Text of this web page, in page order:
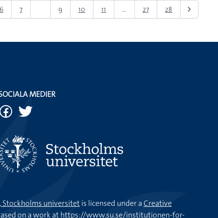
6 7 9 10 11 ... 27 28
MEDIER
universitetis licensed under aCreative
on a work athttps://www.su.se/institutionen-for-